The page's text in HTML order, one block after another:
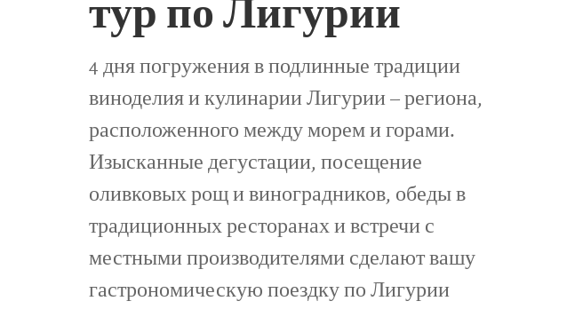
4 дня погружения в подлинные традиции
виноделия и кулинарии Лигурии – региона,
расположенного между морем и горами.
Изысканные дегустации, посещение
оливковых рощ и виноградников, обеды в
традиционных ресторанах и встречи с
местными производителями сделают вашу
гастрономическую поездку по Лигурии